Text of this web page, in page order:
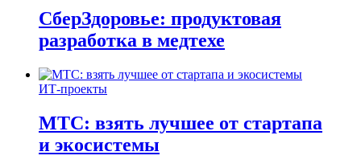
СберЗдоровье: продуктовая
разработка в медтехе
ИТ-проекты
МТС: взять лучшее от стартапа
и экосистемы